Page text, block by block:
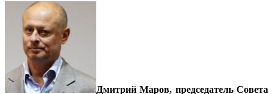
Дмитрий Маров, председатель Совета